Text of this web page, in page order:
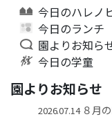
今日のハレノ
今日のランチ
園よりお知ら
今日の学童
園よりお知らせ
2026.07.14８月